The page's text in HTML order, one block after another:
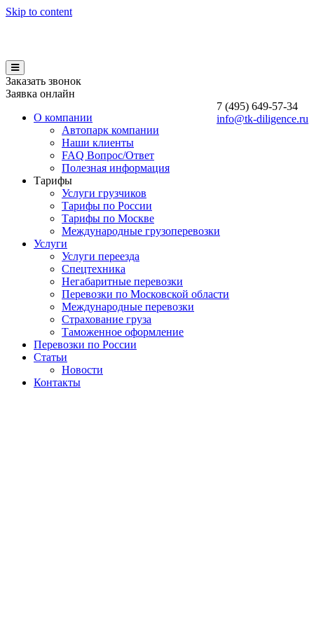
Skip to content
Заказать звонок
Заявка онлайн
7 (495) 649-57-34
info@tk-diligence.ru
О компании
Автопарк компании
Наши клиенты
FAQ Вопрос/Ответ
Полезная информация
Тарифы
Услуги грузчиков
Тарифы по России
Тарифы по Москве
Международные грузоперевозки
Услуги
Услуги переезда
Спецтехника
Негабаритные перевозки
Перевозки по Московской области
Международные перевозки
Страхование груза
Таможенное оформление
Перевозки по России
Статьи
Новости
Контакты